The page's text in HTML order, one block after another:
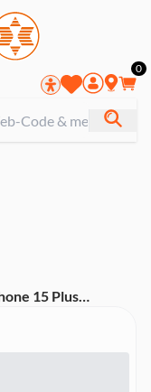
0
15 Plus